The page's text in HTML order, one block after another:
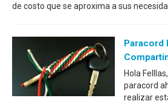
de costo que se aproxima a sus
Paracord
Hola
paracord
realizar